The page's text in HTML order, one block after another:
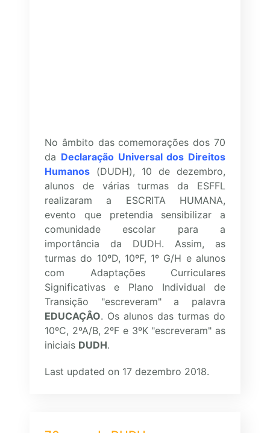
No âmbito das comemorações dos 70
da Declaração Universal dos Direitos
Humanos (DUDH), 10 de dezembro,
alunos de várias turmas da ESFFL
realizaram a ESCRITA HUMANA,
evento que pretendia sensibilizar a
comunidade escolar para a
importância da DUDH. Assim, as
turmas do 10ºD, 10ºF, 1º G/H e alunos
com Adaptações Curriculares
Significativas e Plano Individual de
Transição "escreveram" a palavra
EDUCAÇÂO. Os alunos das turmas do
10ºC, 2ºA/B, 2ºF e 3ºK "escreveram" as
iniciais DUDH.
Last updated on 17 dezembro 2018.